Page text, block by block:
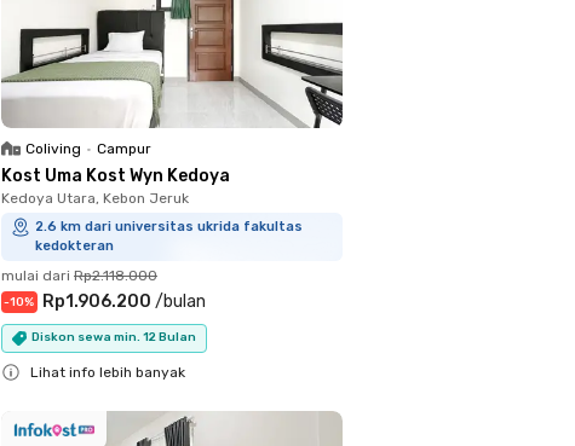
Coliving • Campur
Kost Uma Kost Wyn Kedoya
Kedoya Utara, Kebon Jeruk
2.6 km dari universitas ukrida fakultas
kedokteran
mulai dari Rp2.118.000
-10% Rp1.906.200 /bulan
Diskon sewa min. 12 Bulan
Lihat info lebih banyak